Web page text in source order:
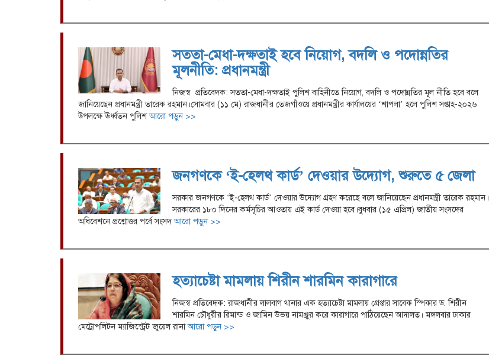
সততা-মেধা-দক্ষতাই হবে নিয়োগ, বদলি ও পদোন্নতির
মূলনীতি: প্রধানমন্ত্রী
নিজস্ব প্রতিবেদক: সততা-মেধা-দক্ষতাই পুলিশ বাহিনীতে নিয়োগ, বদলি ও পদোন্নতির মূল নীতি হবে বলে
জানিয়েছেন প্রধানমন্ত্রী তারেক রহমান।সোমবার (১১ মে) রাজধানীর তেজগাঁওয়ে প্রধানমন্ত্রীর কার্যালয়ের ‘শাপলা’ হলে পুলিশ সপ্তাহ-২০২৬
উপলক্ষে ঊর্ধ্বতন পুলিশআরো পড়ুন >>
জনগণকে ‘ই-হেলথ কার্ড’ দেওয়ার উদ্যোগ, শুরুতে ৫ জেলা
সরকার জনগণকে ‘ই-হেলথ কার্ড’ দেওয়ার উদ্যোগ গ্রহণ করেছে বলে জানিয়েছেন প্রধানমন্ত্রী তারেক রহমান।
সরকারের ১৮০ দিনের কর্মসূচির আওতায় এই কার্ড দেওয়া হবে।বুধবার (১৫ এপ্রিল) জাতীয় সংসদের
অধিবেশনে প্রশ্নোত্তর পর্বে সংসদআরো পড়ুন >>
হত্যাচেষ্টা মামলায় শিরীন শারমিন কারাগারে
নিজস্ব প্রতিবেদক: রাজধানীর লালবাগ থানার এক হত্যাচেষ্টা মামলায় গ্রেপ্তার সাবেক স্পিকার ড. শিরীন
শারমিন চৌধুরীর রিমান্ড ও জামিন উভয় নামঞ্জুর করে কারাগারে পাঠিয়েছেন আদালত। মঙ্গলবার ঢাকার
মেট্রোপলিটন ম্যাজিস্ট্রেট জুয়েল রানাআরো পড়ুন >>